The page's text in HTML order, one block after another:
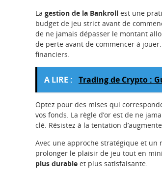
La gestion de la Bankroll est une
budget de jeu strict avant de
de ne jamais dépasser le montant
de perte avant de commencer à
financiers.
A LIRE : Trading de Crypto :
Optez pour des mises qui
vos fonds. La règle d’or est de ne
clé. Résistez à la tentation
Avec une approche stratégique et
prolonger le plaisir de jeu tout en
plus durable et plus satisfaisante.